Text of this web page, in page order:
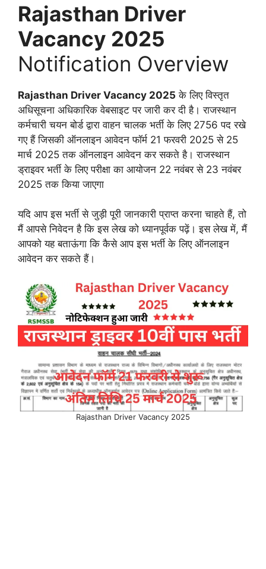
Rajasthan Driver
Vacancy 2025
Notification Overview
Rajasthan Driver Vacancy 2025 के लिए विस्तृत
अधिसूचना अधिकारिक वेबसाइट पर जारी कर दी है। राजस्थान
कर्मचारी चयन बोर्ड द्वारा वाहन चालक भर्ती के लिए 2756 पद रखे
गए हैं जिसकी ऑनलाइन आवेदन फॉर्म 21 फरवरी 2025 से 25
मार्च 2025 तक ऑनलाइन आवेदन कर सकते है। राजस्थान
ड्राइवर भर्ती के लिए परीक्षा का आयोजन 22 नवंबर से 23 नवंबर
2025 तक किया जाएगा
यदि आप इस भर्ती से जुड़ी पूरी जानकारी प्राप्त करना चाहते हैं, तो
मैं आपसे निवेदन है कि इस लेख को ध्यानपूर्वक पढ़ें। इस लेख में, मैं
आपको यह बताऊंगा कि कैसे आप इस भर्ती के लिए ऑनलाइन
आवेदन कर सकते हैं।
Rajasthan Driver Vacancy 2025